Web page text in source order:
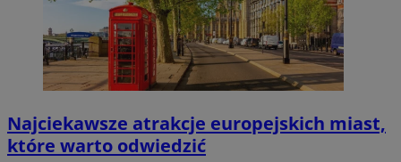
Najciekawsze atrakcje europejskich miast,
które warto odwiedzić